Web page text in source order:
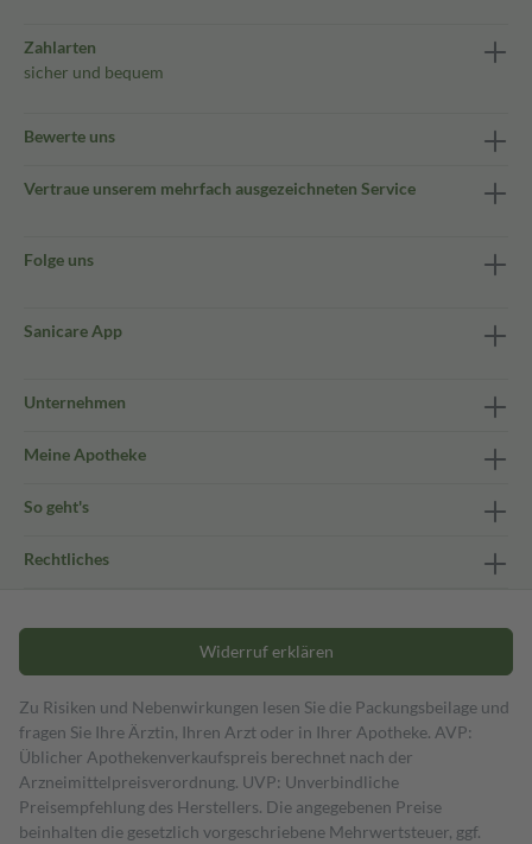
Zahlarten
sicher und bequem
Bewerte uns
Vertraue unserem mehrfach ausgezeichneten Service
Folge uns
Sanicare App
Unternehmen
Meine Apotheke
So geht's
Rechtliches
Widerruf erklären
Zu Risiken und Nebenwirkungen lesen Sie die Packungsbeilage und
fragen Sie Ihre Ärztin, Ihren Arzt oder in Ihrer Apotheke. AVP:
Üblicher Apothekenverkaufspreis berechnet nach der
Arzneimittelpreisverordnung. UVP: Unverbindliche
Preisempfehlung des Herstellers. Die angegebenen Preise
beinhalten die gesetzlich vorgeschriebene Mehrwertsteuer, ggf.